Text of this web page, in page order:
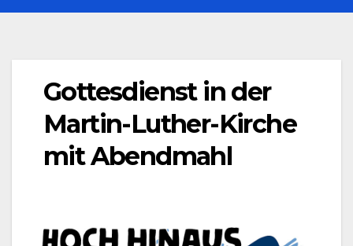
Gottesdienst in der
Martin-Luther-Kirche
mit Abendmahl